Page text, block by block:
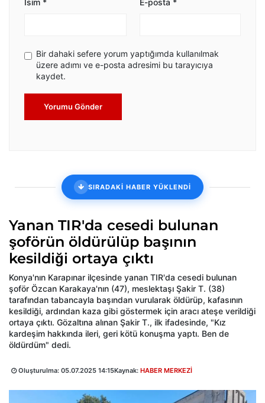
Bir dahaki sefere yorum yaptığımda kullanılmak
üzere adımı ve e-posta adresimi bu tarayıcıya
kaydet.
Yorumu Gönder
SIRADAKİ HABER YÜKLENDİ
Yanan TIR'da cesedi bulunan
şoförün öldürülüp başının
kesildiği ortaya çıktı
Konya'nın Karapınar ilçesinde yanan TIR'da cesedi bulunan
şoför Özcan Karakaya'nın (47), meslektaşı Şakir T. (38)
tarafından tabancayla başından vurularak öldürüp, kafasının
kesildiği, ardından kaza gibi göstermek için aracı ateşe verildiği
ortaya çıktı. Gözaltına alınan Şakir T., ilk ifadesinde, "Kız
kardeşim hakkında ileri, geri kötü konuşma yaptı. Ben de
öldürdüm" dedi.
Oluşturulma: 05.07.2025 14:15Kaynak: HABER MERKEZİ